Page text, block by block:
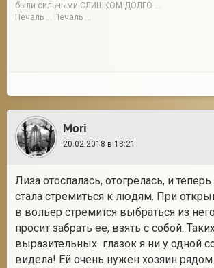
были сильными СЛИШКОМ ДОЛГО ...
Печаль ... Печаль ...
Mori
20.02.2018 в 13:21
Лиза отоспалась, отогрелась, и
стала стремиться к людям. При
в вольер стремится выбраться из
просит забрать ее, взять с собой.
выразительных глазок я ни у одной
видела! Ей очень нужен хозяин рядом.